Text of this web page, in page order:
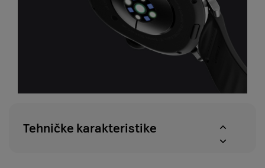
Tehničke karakteristike